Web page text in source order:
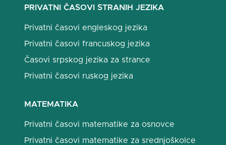
PRIVATNI ČASOVI STRANIH JEZIKA
Privatni časovi engleskog jezika
Privatni časovi francuskog jezika
Časovi srpskog jezika za strance
Privatni časovi ruskog jezika
MATEMATIKA
Privatni časovi matematike za osnovce
Privatni časovi matematike za srednjoškolce